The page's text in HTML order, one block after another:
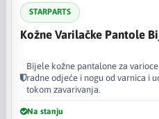
STARPARTS
Kožne Varilačke Pantole
Bijele kožne pantalone za
radne odjeće i nogu od varnica i
tokom zavarivanja.
Na stanju